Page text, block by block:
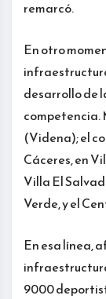
remarcó.
En otro
desarrollo de
competencia.
(Videna); el
Cáceres, en
Villa El
Verde, y el
En esa línea,
9000